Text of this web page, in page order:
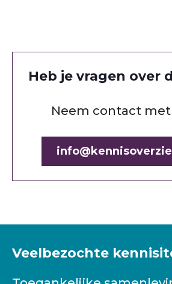
Heb je vragen over
Neem contact met
Veelbezochte